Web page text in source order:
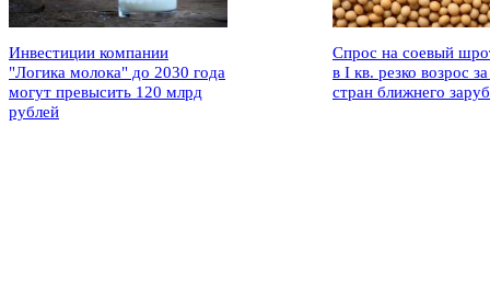
Инвестиции компании
"Логика молока" до 2030 года
могут превысить 120 млрд
рублей
Спрос на соевый
в I кв. резко возрос
стран ближнего